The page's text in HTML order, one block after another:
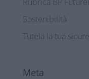
Sostenibilità
Tutela la tua
Meta